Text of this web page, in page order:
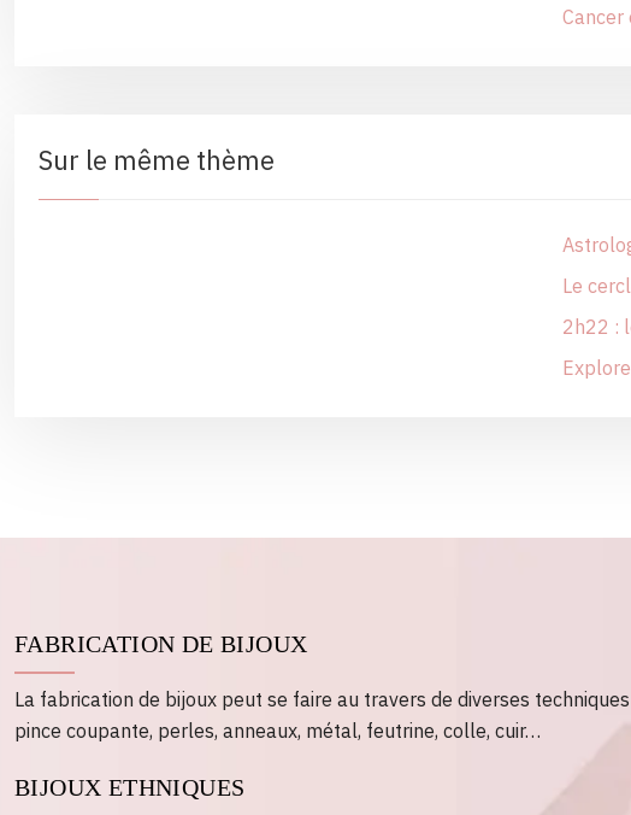
Cancer
Sur le même thème
Le
2h22 :
FABRICATION DE BIJOUX
La fabrication de bijoux peut se faire au travers de diverses
pince coupante, perles, anneaux, métal, feutrine, colle, cuir…
BIJOUX ETHNIQUES